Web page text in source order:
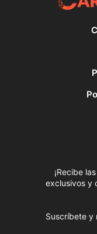
¡Recibe
exclusivos y
Suscríbete y